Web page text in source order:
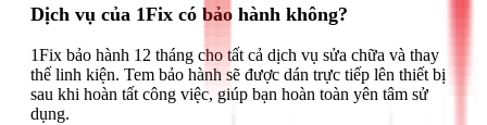
Dịch vụ của 1Fix có bảo hành không?
1Fix bảo hành 12 tháng cho tất cả dịch vụ sửa chữa và thay
thế linh kiện. Tem bảo hành sẽ được dán trực tiếp lên thiết bị
sau khi hoàn tất công việc, giúp bạn hoàn toàn yên tâm sử
dụng.